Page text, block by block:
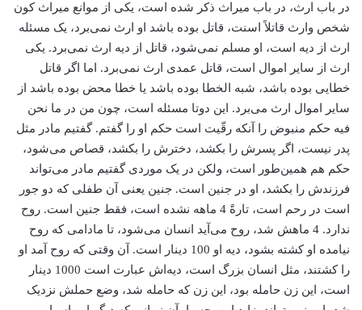
در باب ارث، در باب میراث ذکر شده است، یکی از موانع میراث کون
شخص وارث قاتلاً اسنت، قاتل بوده باشد او ارث نمی‌برد، یک مسئله
ارث از دیه است، او مسلم نمی‌شود، قاتل از دیه ارث نمی‌برد. یکی
ارث از سایر اموال است، قاتل عمدی ارث نمی‌برد. اما اگر قاتل
خطایی بوده باشد، شبه الخطا بوده باشد یا خطا محض بوده باشد از
سایر اموال ارث می‌برد. این دوتا مسئله است، چون من در ما نحن
فیه حکم منبوض را آنکه رقّیت است حکم او را گفتم. گفتیم مادر مثل
پدر نیست، اگر پسرش را بکشد، دخترش را بکشد، قصاص می‌شود،
حکم هم همین‌طور است، ولکن در یک موردی گفتیم مادر می‌تواند
فرزندش را بکشد، او در جنین است. جنین یعنی آن طفلی که دو جور
است در رحم است، تارةً‌ 4 ماهه نشده است، فقط جنین است. روح
ندارد. 4 ماهش شد، روح می‌آید انسان می‌شود، تا مادامی که روح
نیامده او کشته بشود، دیه او 100 دینار است. آن وقتی که روح آمد او
را کشتند، مثل انسان بزرگ است، دیه‌اش عبارت است 1000 دینار
است، این زن حامله بود، این زن که حامله شد، وضع حملش نزدیک